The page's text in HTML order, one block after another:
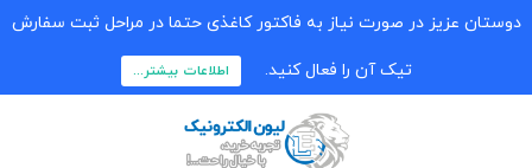
دوستان عزیز در صورت نیاز به فاکتور کاغذی حتما در مراحل ثبت سفارش
تیک آن را فعال کنید. اطلاعات بیشتر...